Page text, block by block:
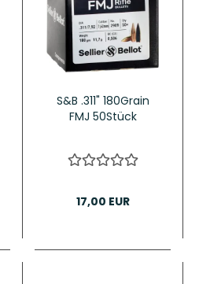
S&B .311" 180Grain
FMJ 50Stück
17,00 EUR